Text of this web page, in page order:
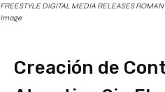
FREESTYLE DIGITAL MEDIA RELEASES
Image
Creación de